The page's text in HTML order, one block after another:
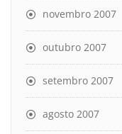
novembro 2007
outubro 2007
setembro 2007
agosto 2007